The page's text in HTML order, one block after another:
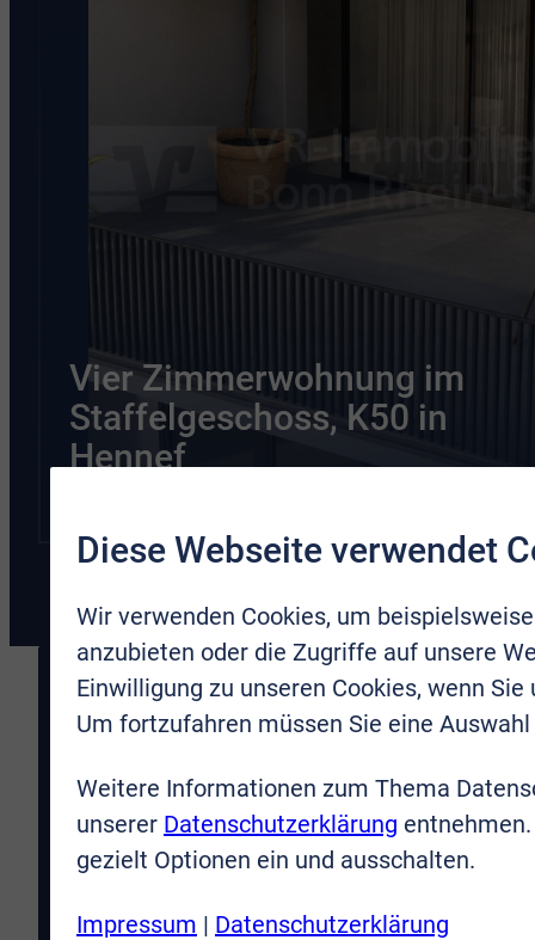
Vier Zimmerwohnung im
Staffelgeschoss, K50 in
Hennef
Sie wünschen mehr
Informationen? Nehmen
Sie Kontakt mit uns auf
Diese Webseite verwendet
Wir verwenden Cookies, um
anzubieten oder die Zugriffe auf unsere
Einwilligung zu unseren Cookies, wenn
Um fortzufahren müssen Sie eine
Weitere Informationen zum Thema
unserer Datenschutzerklärung
gezielt Optionen ein und ausschalten.
Impressum | Datenschutzerklärung